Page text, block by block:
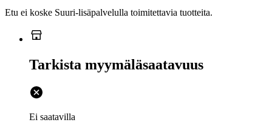
Etu ei koske Suuri‑lisäpalvelulla toimitettavia tuotteita.
Tarkista myymäläsaatavuus
Ei saatavilla